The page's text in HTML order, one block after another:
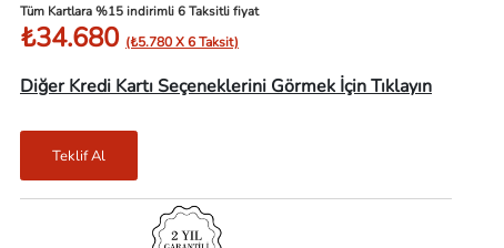
Tüm Kartlara %15 indirimli 6 Taksitli fiyat
₺34.680 (₺5.780 X 6 Taksit)
Diğer Kredi Kartı Seçeneklerini Görmek İçin Tıklayın
Teklif Al